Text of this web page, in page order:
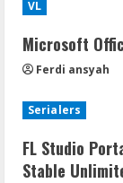
VL
Microsoft
Ferdi ansyah
Serialers
FL Studio
Stable